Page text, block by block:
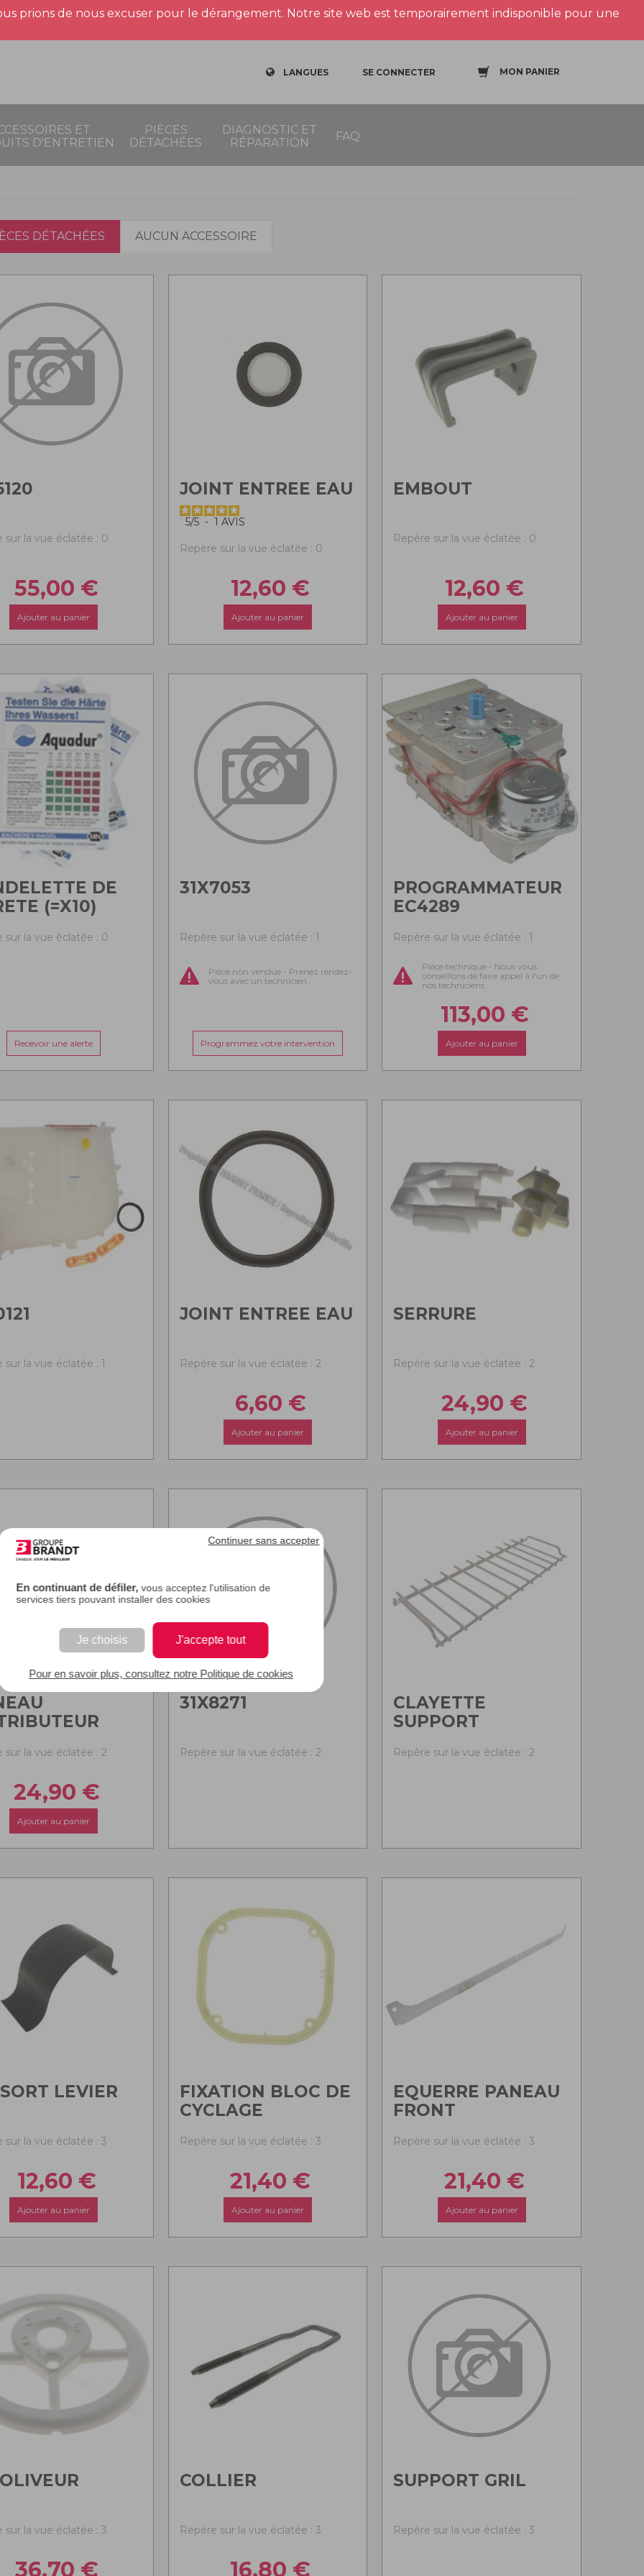
En continuant de défiler, vous acceptez l'utilisation de
services tiers pouvant installer des cookies
Je choisis J'accepte tout
Continuer sans accepter
Pour en savoir plus, consultez notre Politique de cookies
prions de nous excuser pour le dérangement. Notre site web est temporairement indisponible pour une
LANGUES SE CONNECTER MON PANIER
ET
D'ENTRETIEN
PIÈCES
DÉTACHÉES
DIAGNOSTIC ET
RÉPARATION
FAQ
DÉTACHÉES AUCUN ACCESSOIRE
sur la vue éclatée : 0
55,00 €
Ajouter au panier
JOINT ENTREE EAU
5/5 - 1 AVIS
Repère sur la vue éclatée : 0
12,60 €
Ajouter au panier
EMBOUT
Repère sur la vue éclatée : 0
12,60 €
Ajouter au panier
DE
(=X10)
sur la vue éclatée : 0
Recevoir une alerte
31X7053
Repère sur la vue éclatée : 1
Pièce non vendue - Prenez rendez-
vous avec un technicien
Programmez votre intervention
PROGRAMMATEUR
EC4289
Repère sur la vue éclatée : 1
Pièce technique - Nous vous
conseillons de faire appel à l'un de
nos techniciens
113,00 €
Ajouter au panier
sur la vue éclatée : 1
JOINT ENTREE EAU
Repère sur la vue éclatée : 2
6,60 €
Ajouter au panier
SERRURE
Repère sur la vue éclatée : 2
24,90 €
Ajouter au panier
sur la vue éclatée : 2
24,90 €
Ajouter au panier
31X8271
Repère sur la vue éclatée : 2
CLAYETTE
SUPPORT
Repère sur la vue éclatée : 2
LEVIER
sur la vue éclatée : 3
12,60 €
Ajouter au panier
FIXATION BLOC DE
CYCLAGE
Repère sur la vue éclatée : 3
21,40 €
Ajouter au panier
EQUERRE PANEAU
FRONT
Repère sur la vue éclatée : 3
21,40 €
Ajouter au panier
sur la vue éclatée : 3
36,70 €
COLLIER
Repère sur la vue éclatée : 3
16,80 €
SUPPORT GRIL
Repère sur la vue éclatée : 3